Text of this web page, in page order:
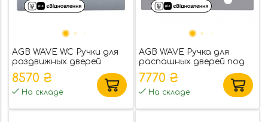
AGB WAVE WC Ручки для
раздвижных дверей
8570 ₴
На складе
AGB WAVE Ручка для
распашных дверей под
цилиндр
7770 ₴
На складе